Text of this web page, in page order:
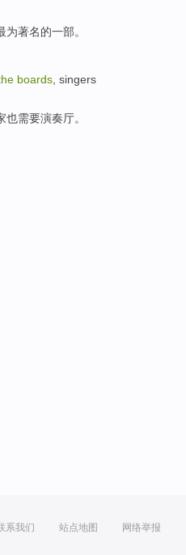
为著名的一部。
boards singers
也需要演奏厅。
系我们 站点地图 网络举报